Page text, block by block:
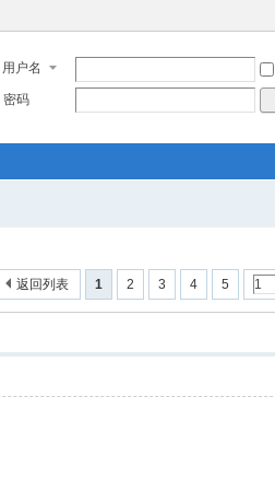
用户名
密码
1 2 3 4 5
返回列表